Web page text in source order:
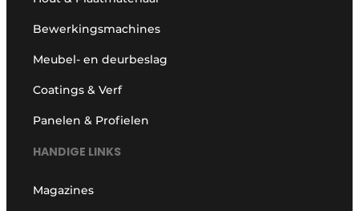
Bewerkingsmachines
Meubel- en deurbeslag
Coatings & Verf
Panelen & Profielen
HANDIGE LINKS
Magazines